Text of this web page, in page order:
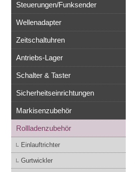
Steuerungen/Funksender
Wellenadapter
Zeitschaltuhren
Antriebs-Lager
Schalter & Taster
Sicherheitseinrichtungen
Markisenzubehör
Rollladenzubehör
Einlauftrichter
Gurtwickler